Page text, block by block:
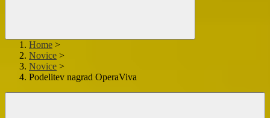
Home >
Novice >
Novice >
Podelitev nagrad OperaViva